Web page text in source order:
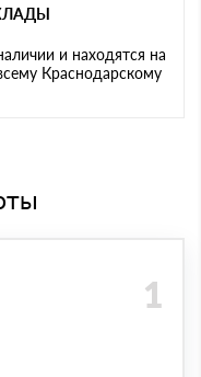
и находятся на
Краснодарскому